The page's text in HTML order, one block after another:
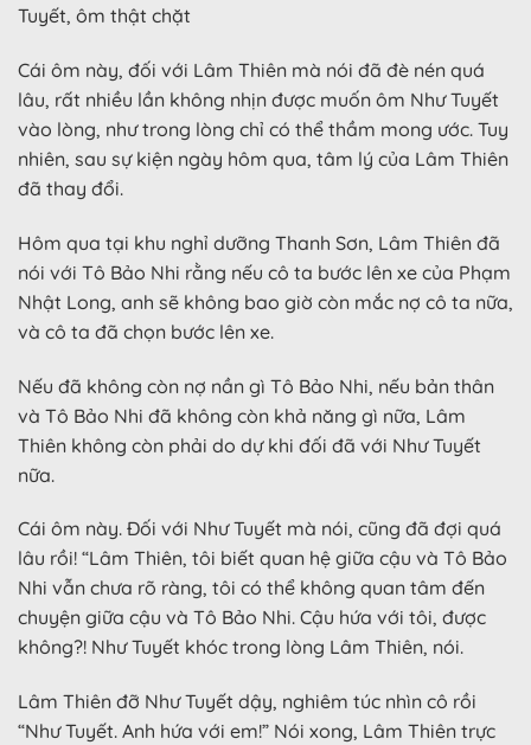
Tuyết, ôm thật chặt
Cái ôm này, đối với Lâm Thiên mà nói đã đè nén quá
lâu, rất nhiều lần không nhịn được muốn ôm Như Tuyết
vào lòng, như trong lòng chỉ có thể thầm mong ước. Tuy
nhiên, sau sự kiện ngày hôm qua, tâm lý của Lâm Thiên
đã thay đổi.
Hôm qua tại khu nghỉ dưỡng Thanh Sơn, Lâm Thiên đã
nói với Tô Bảo Nhi rằng nếu cô ta bước lên xe của Phạm
Nhật Long, anh sẽ không bao giờ còn mắc nợ cô ta nữa,
và cô ta đã chọn bước lên xe.
Nếu đã không còn nợ nần gì Tô Bảo Nhi, nếu bản thân
và Tô Bảo Nhi đã không còn khả năng gì nữa, Lâm
Thiên không còn phải do dự khi đối đã với Như Tuyết
nữa.
Cái ôm này. Đối với Như Tuyết mà nói, cũng đã đợi quá
lâu rồi! “Lâm Thiên, tôi biết quan hệ giữa cậu và Tô Bảo
Nhi vẫn chưa rõ ràng, tôi có thể không quan tâm đến
chuyện giữa cậu và Tô Bảo Nhi. Cậu hứa với tôi, được
không?! Như Tuyết khóc trong lòng Lâm Thiên, nói.
Lâm Thiên đỡ Như Tuyết dậy, nghiêm túc nhìn cô rồi
“Như Tuyết. Anh hứa với em!” Nói xong, Lâm Thiên trực